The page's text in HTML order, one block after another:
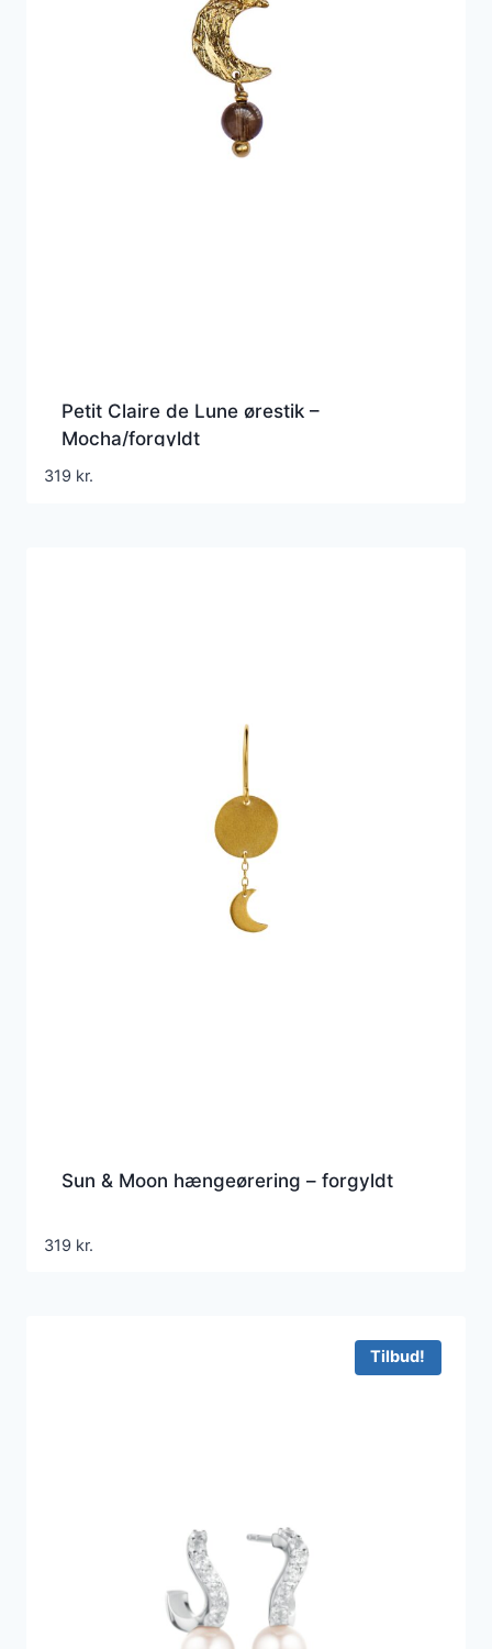
Petit Claire de Lune ørestik –
Mocha/forgyldt
319 kr.
Sun & Moon hængeørering – forgyldt
319 kr.
Tilbud!